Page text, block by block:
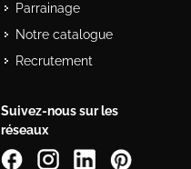
Parrainage
Notre catalogue
Recrutement
Suivez-nous sur les
réseaux